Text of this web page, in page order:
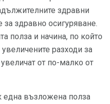
здравни
здравно осигуряване.
полза и начина, по който
разходи за
от по-малко от
една възложена полза